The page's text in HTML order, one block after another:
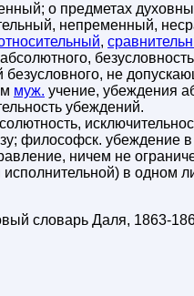
о предметах
непременный,
,
не
муж. учение, убеждения
убеждений.
философск. убеждение
ничем не
исполнительной) в одном
словарь Даля, 1863-